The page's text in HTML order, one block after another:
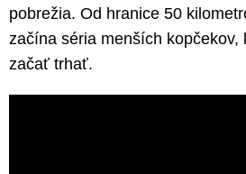
pobrežia. Od hranice 50
začína séria menších kopčekov,
začať trhať.